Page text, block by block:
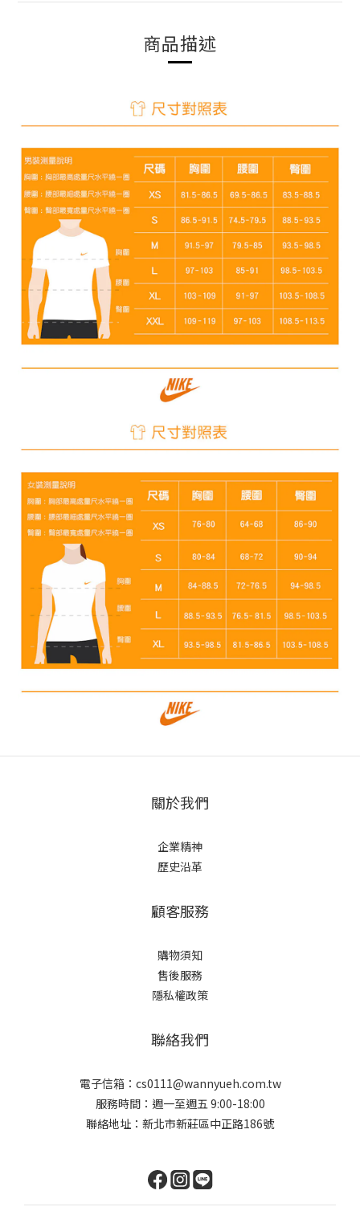
商品描述
關於我們
企業精神
歷史沿革
顧客服務
購物須知
售後服務
隱私權政策
聯絡我們
電子信箱：cs0111@wannyueh.com.tw
服務時間：週一至週五 9:00-18:00
聯絡地址：新北市新莊區中正路186號